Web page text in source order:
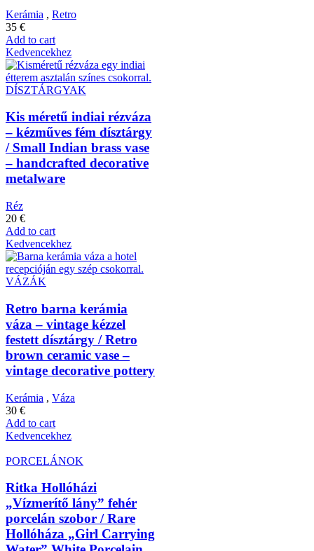
Kerámia , Retro
35 €
Add to cart
Kedvencekhez
DÍSZTÁRGYAK
Kis méretű indiai rézváza
– kézműves fém dísztárgy
/ Small Indian brass vase
– handcrafted decorative
metalware
Réz
20 €
Add to cart
Kedvencekhez
VÁZÁK
Retro barna kerámia
váza – vintage kézzel
festett dísztárgy / Retro
brown ceramic vase –
vintage decorative pottery
Kerámia , Váza
30 €
Add to cart
Kedvencekhez
PORCELÁNOK
Ritka Hollóházi
„Vízmerítő lány” fehér
porcelán szobor / Rare
Hollóháza „Girl Carrying